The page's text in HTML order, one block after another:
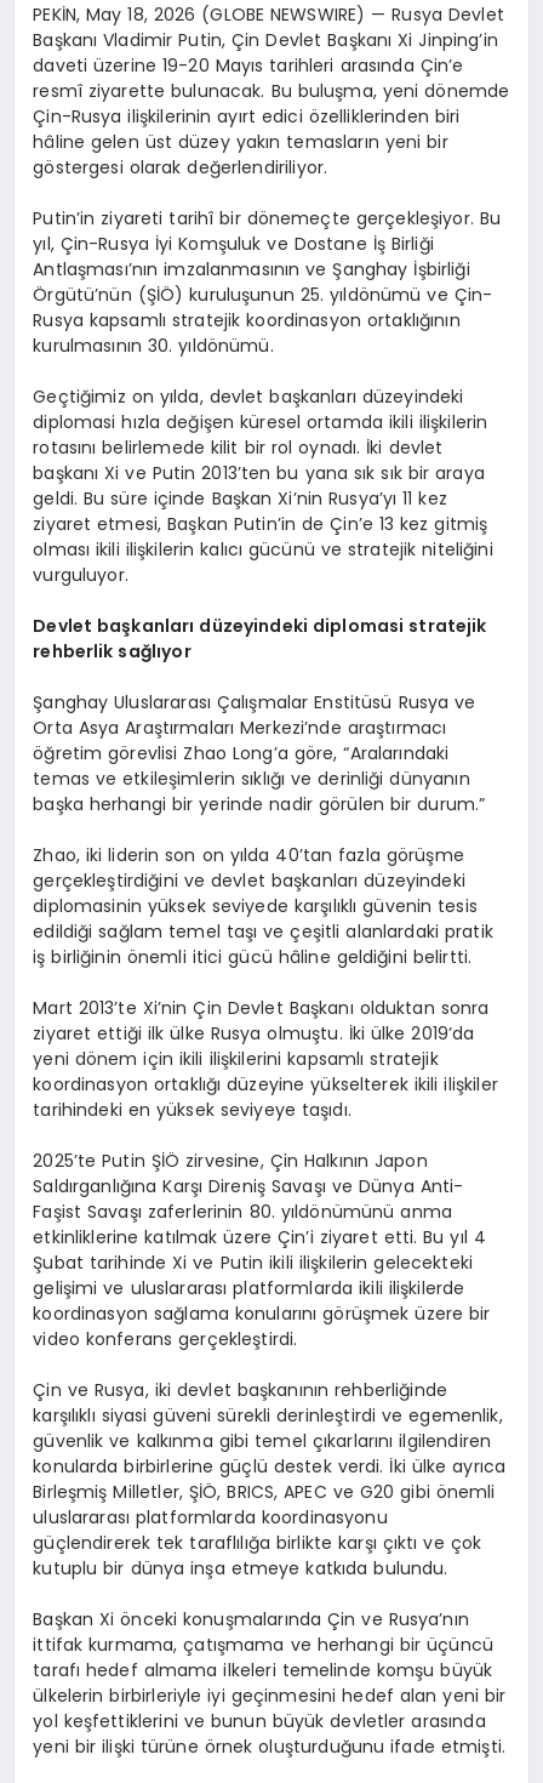
PEKİN, May 18, 2026 (GLOBE NEWSWIRE) — Rusya Devlet
Başkanı Vladimir Putin, Çin Devlet Başkanı Xi Jinping’in
daveti üzerine 19-20 Mayıs tarihleri arasında Çin’e
resmî ziyarette bulunacak. Bu buluşma, yeni dönemde
Çin-Rusya ilişkilerinin ayırt edici özelliklerinden biri
hâline gelen üst düzey yakın temasların yeni bir
göstergesi olarak değerlendiriliyor.
Putin’in ziyareti tarihî bir dönemeçte gerçekleşiyor. Bu
yıl, Çin-Rusya İyi Komşuluk ve Dostane İş Birliği
Antlaşması’nın imzalanmasının ve Şanghay İşbirliği
Örgütü’nün (ŞİÖ) kuruluşunun 25. yıldönümü ve Çin-
Rusya kapsamlı stratejik koordinasyon ortaklığının
kurulmasının 30. yıldönümü.
Geçtiğimiz on yılda, devlet başkanları düzeyindeki
diplomasi hızla değişen küresel ortamda ikili ilişkilerin
rotasını belirlemede kilit bir rol oynadı. İki devlet
başkanı Xi ve Putin 2013’ten bu yana sık sık bir araya
geldi. Bu süre içinde Başkan Xi’nin Rusya’yı 11 kez
ziyaret etmesi, Başkan Putin’in de Çin’e 13 kez gitmiş
olması ikili ilişkilerin kalıcı gücünü ve stratejik niteliğini
vurguluyor.
Devlet başkanları düzeyindeki diplomasi stratejik
rehberlik sağlıyor
Şanghay Uluslararası Çalışmalar Enstitüsü Rusya ve
Orta Asya Araştırmaları Merkezi’nde araştırmacı
öğretim görevlisi Zhao Long’a göre, “Aralarındaki
temas ve etkileşimlerin sıklığı ve derinliği dünyanın
başka herhangi bir yerinde nadir görülen bir durum.”
Zhao, iki liderin son on yılda 40’tan fazla görüşme
gerçekleştirdiğini ve devlet başkanları düzeyindeki
diplomasinin yüksek seviyede karşılıklı güvenin tesis
edildiği sağlam temel taşı ve çeşitli alanlardaki pratik
iş birliğinin önemli itici gücü hâline geldiğini belirtti.
Mart 2013’te Xi’nin Çin Devlet Başkanı olduktan sonra
ziyaret ettiği ilk ülke Rusya olmuştu. İki ülke 2019’da
yeni dönem için ikili ilişkilerini kapsamlı stratejik
koordinasyon ortaklığı düzeyine yükselterek ikili ilişkiler
tarihindeki en yüksek seviyeye taşıdı.
2025’te Putin ŞİÖ zirvesine, Çin Halkının Japon
Saldırganlığına Karşı Direniş Savaşı ve Dünya Anti-
Faşist Savaşı zaferlerinin 80. yıldönümünü anma
etkinliklerine katılmak üzere Çin’i ziyaret etti. Bu yıl 4
Şubat tarihinde Xi ve Putin ikili ilişkilerin gelecekteki
gelişimi ve uluslararası platformlarda ikili ilişkilerde
koordinasyon sağlama konularını görüşmek üzere bir
video konferans gerçekleştirdi.
Çin ve Rusya, iki devlet başkanının rehberliğinde
karşılıklı siyasi güveni sürekli derinleştirdi ve egemenlik,
güvenlik ve kalkınma gibi temel çıkarlarını ilgilendiren
konularda birbirlerine güçlü destek verdi. İki ülke ayrıca
Birleşmiş Milletler, ŞİÖ, BRICS, APEC ve G20 gibi önemli
uluslararası platformlarda koordinasyonu
güçlendirerek tek taraflılığa birlikte karşı çıktı ve çok
kutuplu bir dünya inşa etmeye katkıda bulundu.
Başkan Xi önceki konuşmalarında Çin ve Rusya’nın
ittifak kurmama, çatışmama ve herhangi bir üçüncü
tarafı hedef almama ilkeleri temelinde komşu büyük
ülkelerin birbirleriyle iyi geçinmesini hedef alan yeni bir
yol keşfettiklerini ve bunun büyük devletler arasında
yeni bir ilişki türüne örnek oluşturduğunu ifade etmişti.